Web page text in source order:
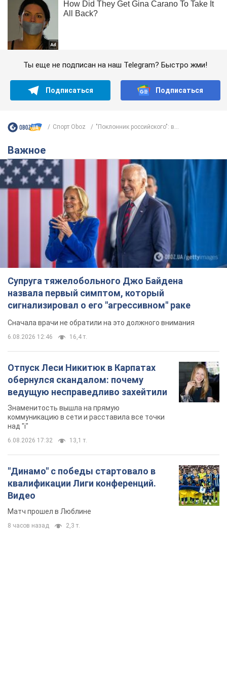
Ты еще не подписан на наш Telegram? Быстро жми!
Подписаться Подписаться
Спорт Oboz "Поклонник российского": в...
Важное
Супруга тяжелобольного Джо Байдена
назвала первый симптом, который
сигнализировал о его "агрессивном" раке
Сначала врачи не обратили на это должного внимания
6.08.2026 12:46 16,4 т.
Отпуск Леси Никитюк в Карпатах
обернулся скандалом: почему
ведущую несправедливо захейтили
Знаменитость вышла на прямую
коммуникацию в сети и расставила все точки
над "i"
6.08.2026 17:32 13,1 т.
"Динамо" с победы стартовало в
квалификации Лиги конференций.
Видео
Матч прошел в Люблине
8 часов назад 2,3 т.